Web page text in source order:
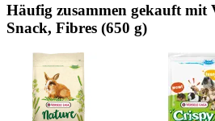
Häufig zusammen gekauft mit
Snack, Fibres (650 g)